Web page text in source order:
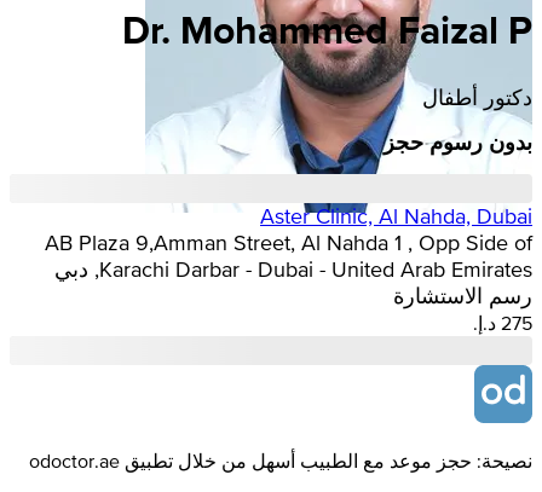
Dr. Mohammed Faizal P
دكتور أطفال
بدون رسوم حجز
Aster Clinic, Al Nahda, Dubai
AB Plaza 9,Amman Street, Al Nahda 1 , Opp Side of
Karachi Darbar - Dubai - United Arab Emirates, دبي
رسم الاستشارة
نصيحة: حجز موعد مع الطبيب أسهل من خلال تطبيق odoctor.ae